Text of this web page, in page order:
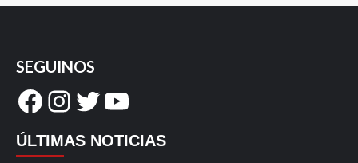
SEGUINOS
Facebook
Instagram
Twitter
YouTube
ÚLTIMAS NOTICIAS